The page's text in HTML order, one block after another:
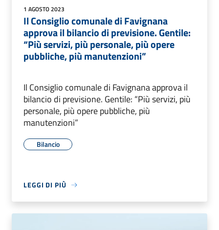
1 AGOSTO 2023
Il Consiglio comunale di Favignana
approva il bilancio di previsione. Gentile:
“Più servizi, più personale, più opere
pubbliche, più manutenzioni”
Il Consiglio comunale di Favignana approva il
bilancio di previsione. Gentile: “Più servizi, più
personale, più opere pubbliche, più
manutenzioni”
Bilancio
LEGGI DI PIÙ